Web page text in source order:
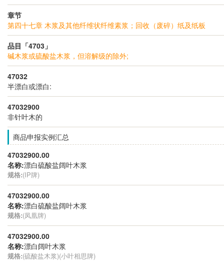
章节
第四十七章 木浆及其他纤维状纤维素浆；回收（废碎）纸及纸板
品目「4703」
碱木浆或硫酸盐木浆，但溶解级的除外;
47032
半漂白或漂白:
47032900
非针叶木的
商品申报实例汇总
47032900.00
名称:漂白硫酸盐阔叶木浆
规格:(IP牌)
47032900.00
名称:漂白硫酸盐阔叶木浆
规格:(凤凰牌)
47032900.00
名称:漂白阔叶木浆
规格:(硫酸盐木浆)(小叶相思牌)